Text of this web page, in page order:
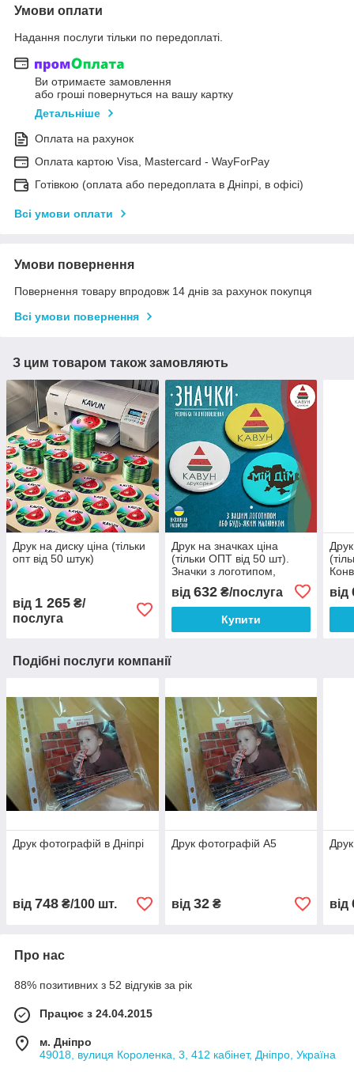
Умови оплати
Надання послуги тільки по передоплаті.
Ви отримаєте замовлення
або гроші повернуться на вашу картку
Детальніше
Оплата на рахунок
Оплата картою Visa, Mastercard - WayForPay
Готівкою (оплата або передоплата в Дніпрі, в офісі)
Всі умови оплати
Умови повернення
Повернення товару впродовж 14 днів за рахунок покупця
Всі умови повернення
З цим товаром також замовляють
Друк на диску ціна (тільки
опт від 50 штук)
від 1 265 ₴/
послуга
Друк на значках ціна
(тільки ОПТ від 50 шт).
Значки з логотипом,
від 632₴/послуга
Купити
від
Подібні послуги компанії
Друк фотографій в Дніпрі
від 748 ₴/100 шт.
Друк фотографій А5
від 32₴ від
Про нас
88% позитивних з 52 відгуків за рік
Працює з 24.04.2015
м. Дніпро
49018, вулиця Короленка, 3, 412 кабінет, Дніпро, Україна